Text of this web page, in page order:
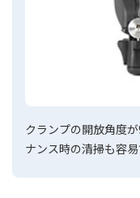
クランプの開放角度
ナンス時の清掃も容易